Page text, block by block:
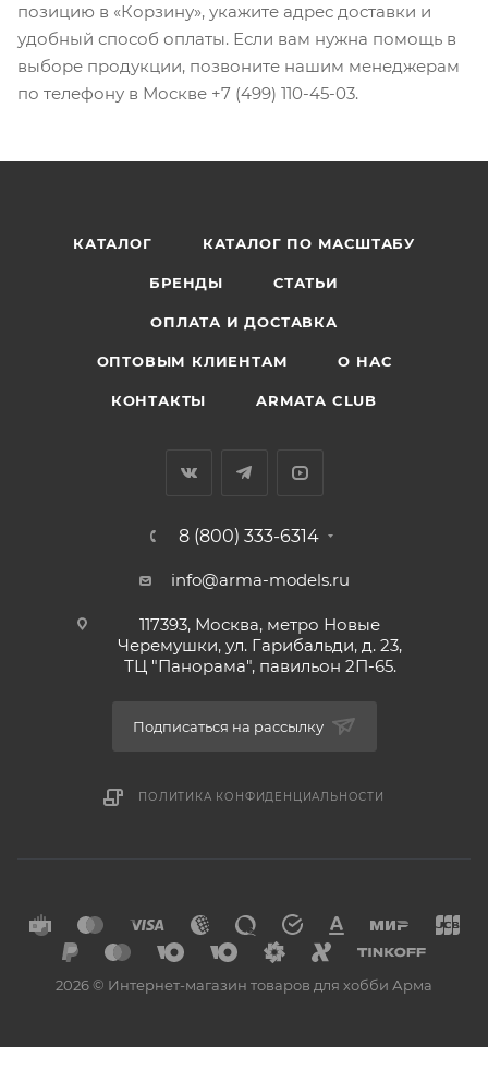
позицию в «Корзину», укажите адрес доставки и
удобный способ оплаты. Если вам нужна помощь в
выборе продукции, позвоните нашим менеджерам
по телефону в Москве +7 (499) 110-45-03.
КАТАЛОГ КАТАЛОГ ПО МАСШТАБУ
БРЕНДЫ СТАТЬИ
ОПЛАТА И ДОСТАВКА
ОПТОВЫМ КЛИЕНТАМ О НАС
КОНТАКТЫ ARMATA CLUB
8 (800) 333-6314
info@arma-models.ru
117393, Москва, метро Новые
Черемушки, ул. Гарибальди, д. 23,
ТЦ "Панорама", павильон 2П-65.
Подписаться на рассылку
ПОЛИТИКА КОНФИДЕНЦИАЛЬНОСТИ
2026 © Интернет-магазин товаров для хобби Арма